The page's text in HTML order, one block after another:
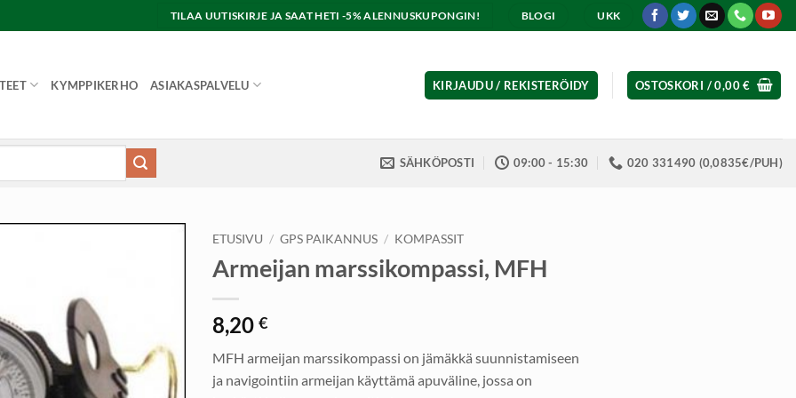
TILAA UUTISKIRJE JA SAAT HETI -5% ALENNUSKUPONGIN! BLOGI UKK
KYMPPIKERHO ASIAKASPALVELU KIRJAUDU / REKISTERÖIDY OSTOSKORI /0,00€
SÄHKÖPOSTI 09:00 - 15:30 020 331490 (0,0835€/PUH)
ETUSIVU / GPS PAIKANNUS / KOMPASSIT
Armeijan marssikompassi, MFH
8,20 €
MFH armeijan marssikompassi on jämäkkä suunnistamiseen
ja navigointiin armeijan käyttämä apuväline, jossa on